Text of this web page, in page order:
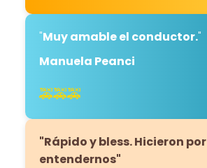
"Muy amable el conductor."
Manuela Peanci
🚕🚕🚕
"Rápido y bless. Hicieron por
entendernos"